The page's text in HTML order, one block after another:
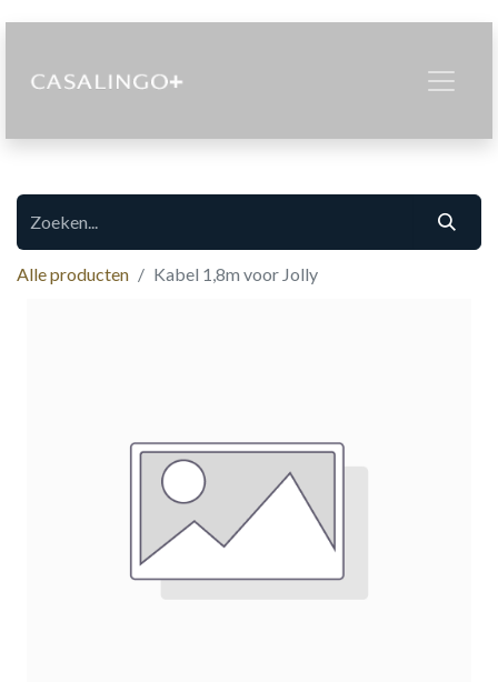
Alle producten Kabel 1,8m voor Jolly